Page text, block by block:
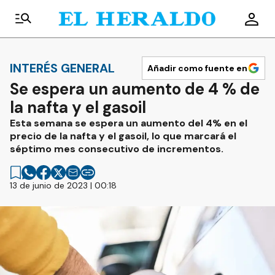
INTERÉS GENERAL Añadir como fuente en
Se espera un aumento de 4 % de
la nafta y el gasoil
Esta semana se espera un aumento del 4% en el
precio de la nafta y el gasoil, lo que marcará el
séptimo mes consecutivo de incrementos.
13 de junio de 2023 | 00:18